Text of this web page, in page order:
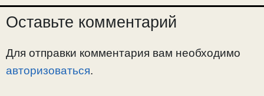
Оставьте комментарий
Для отправки комментария вам необходимо
авторизоваться.